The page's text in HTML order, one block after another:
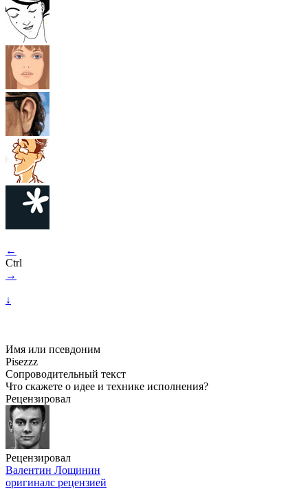
←
Ctrl
→
↓
Имя или псевдоним
Pisezzz
Сопроводительный текст
Что скажете о идее и технике исполнения?
Рецензировал
Рецензировал
Валентин Лощинин
оригиналс рецензией